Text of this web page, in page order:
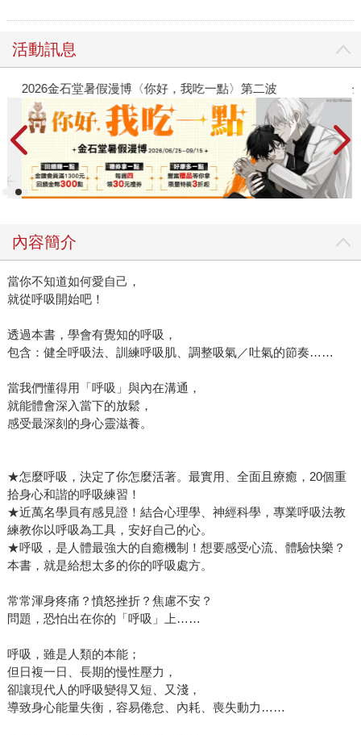
活動訊息
2026金石堂暑假漫博〈你好，我吃一點〉第二波
內容簡介
當你不知道如何愛自己，
就從呼吸開始吧！
透過本書，學會有覺知的呼吸，
包含：健全呼吸法、訓練呼吸肌、調整吸氣／吐氣的節奏……
當我們懂得用「呼吸」與內在溝通，
就能體會深入當下的放鬆，
感受最深刻的身心靈滋養。
★怎麼呼吸，決定了你怎麼活著。最實用、全面且療癒，20個重
拾身心和諧的呼吸練習！
★近萬名學員有感見證！結合心理學、神經科學，專業呼吸法教
練教你以呼吸為工具，安好自己的心。
★呼吸，是人體最強大的自癒機制！想要感受心流、體驗快樂？
本書，就是給想太多的你的呼吸處方。
常常渾身疼痛？憤怒挫折？焦慮不安？
問題，恐怕出在你的「呼吸」上……
呼吸，雖是人類的本能；
但日複一日、長期的慢性壓力，
卻讓現代人的呼吸變得又短、又淺，
導致身心能量失衡，容易倦怠、內耗、喪失動力……